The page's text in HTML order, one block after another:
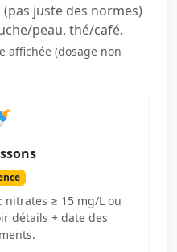
juste des normes)
peau, thé/café.
affichée (dosage non
nitrates ≥ 15 mg/L ou
détails + date des